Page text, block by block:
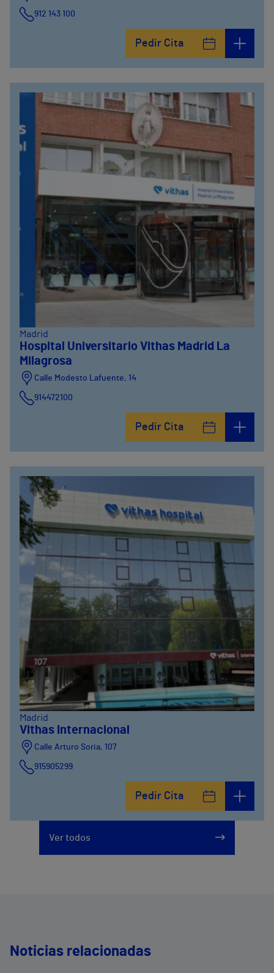
912 143 100
912 143 100
Pedir Cita
Madrid
Hospital Universitario Vithas Madrid La
Milagrosa
Calle Modesto Lafuente, 14
914472100
Pedir Cita
Madrid
Vithas Internacional
Calle Arturo Soria, 107
915905299
Pedir Cita
Ver todos
Noticias relacionadas